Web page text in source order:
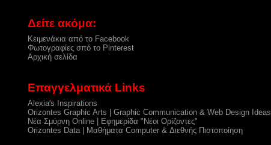
Δείτε ακόμα:
Κειμενάκια από το Facebook
Φωτογραφίες σπό το Pinterest
Αρχική σελίδα
Επαγγελματικά Links
Alexia's Inspirations
Orizontes Graphic Arts | Graphic Communication & Web Design Ideas
Νέα Σμύρνη Online | Εφημερίδα "Νέοι Ορίζοντες"
Orizontes Data | Μαθήματα Computer & Διεθνής Πιστοποίηση